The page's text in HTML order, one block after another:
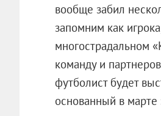
вообще забил
запомним как
многострадальном
команду и
футболист будет
основанный в марте